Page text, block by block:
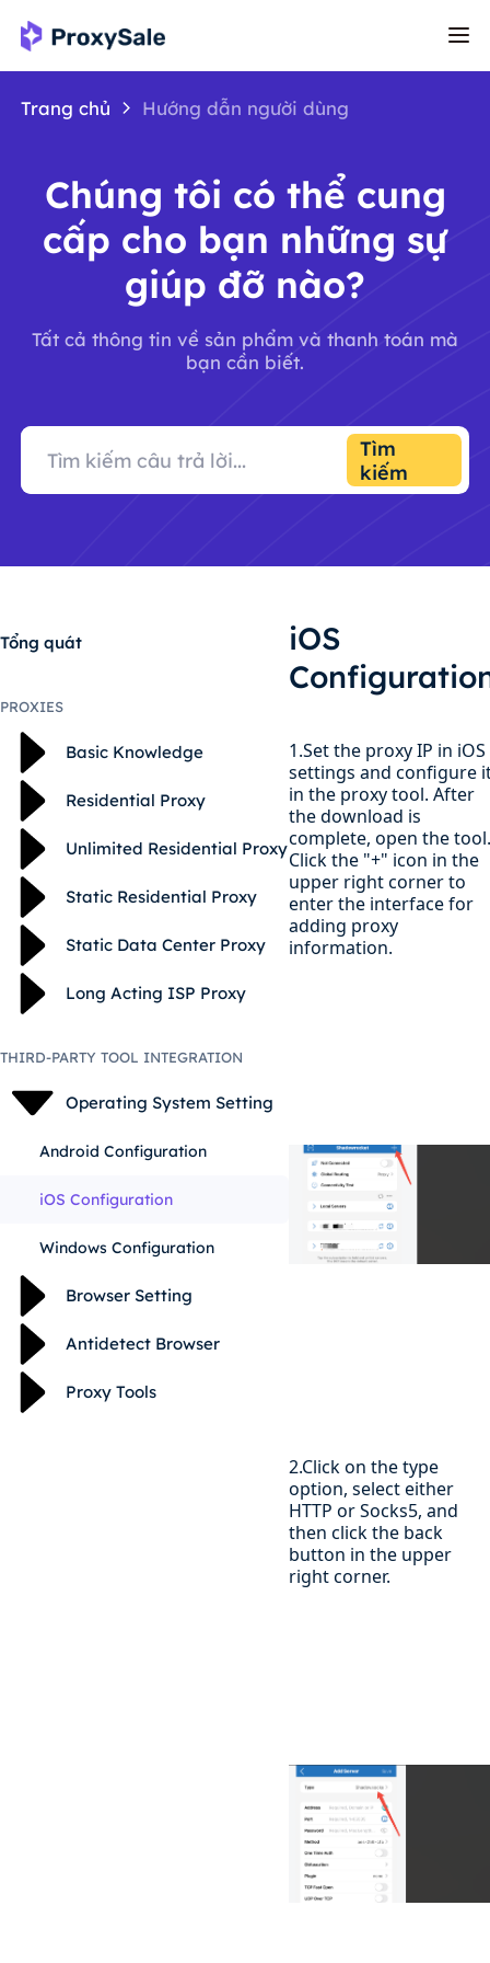
Trang chủ Hướng dẫn người dùng
Chúng tôi có thể cung
cấp cho bạn những sự
giúp đỡ nào?
Tất cả thông tin về sản phẩm và thanh toán mà
bạn cần biết.
Tìm
kiếm
Tổng quát
PROXIES
Basic Knowledge
Residential Proxy
Unlimited Residential Proxy
Static Residential Proxy
Static Data Center Proxy
Long Acting ISP Proxy
THIRD-PARTY TOOL INTEGRATION
Operating System Setting
Android Configuration
iOS Configuration
Windows Configuration
Browser Setting
Antidetect Browser
Proxy Tools
iOS
1.Set the proxy IP in iOS
settings and configure
in the proxy tool. After
the download is
complete, open the tool.
Click the "+" icon in the
upper right corner to
enter the interface for
adding proxy
information.
2.Click on the type
option, select either
HTTP or Socks5, and
then click the back
button in the upper
right corner.